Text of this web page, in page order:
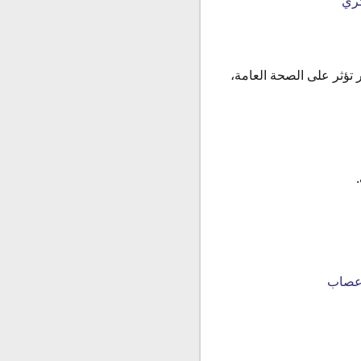
على الصحة العامة،